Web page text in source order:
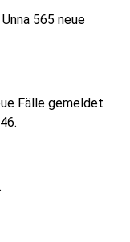
565 neue
Fälle gemeldet